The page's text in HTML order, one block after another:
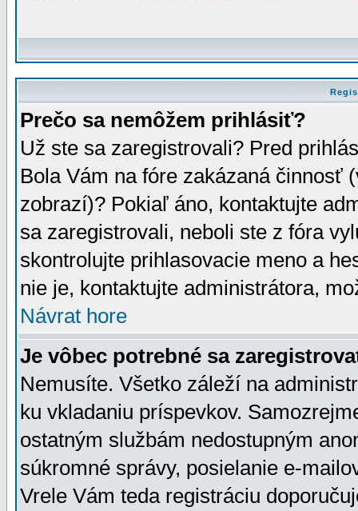
Prečo sa nemôžem prihlásiť?
Už ste sa zaregistrovali? Pred
Bola Vám na fóre zakázaná činnosť
zobrazí)? Pokiaľ áno, kontaktujte
sa zaregistrovali, neboli ste z fóra
skontrolujte prihlasovacie meno a
nie je, kontaktujte administrátora,
Návrat hore
Je vôbec potrebné sa
Nemusíte. Všetko záleží na
ku vkladaniu príspevkov.
ostatným službám nedostupným
súkromné správy, posielanie e-
Vrele Vám teda registráciu